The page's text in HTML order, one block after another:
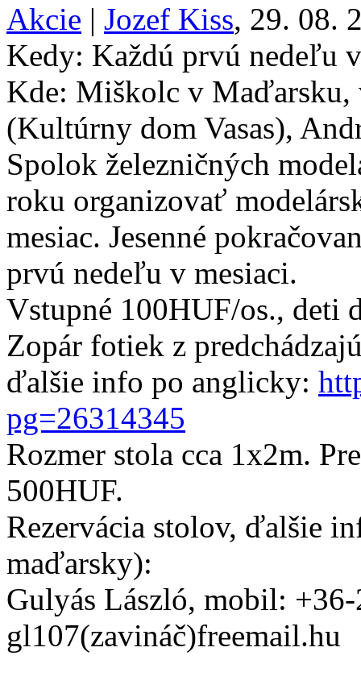
Akcie | Jozef Kiss, 29. 08.
Kedy: Každú prvú nedeľu
Kde: Miškolc v Maďarsku,
(Kultúrny dom Vasas),
Spolok železničných
roku organizovať
mesiac. Jesenné
prvú nedeľu v mesiaci.
Vstupné 100HUF/os., deti
Zopár fotiek z
ďalšie info po anglicky:
pg=26314345
Rozmer stola cca 1x2m.
500HUF.
Rezervácia stolov, ďalšie
maďarsky):
Gulyás László, mobil:
gl107(zavináč)freemail.hu